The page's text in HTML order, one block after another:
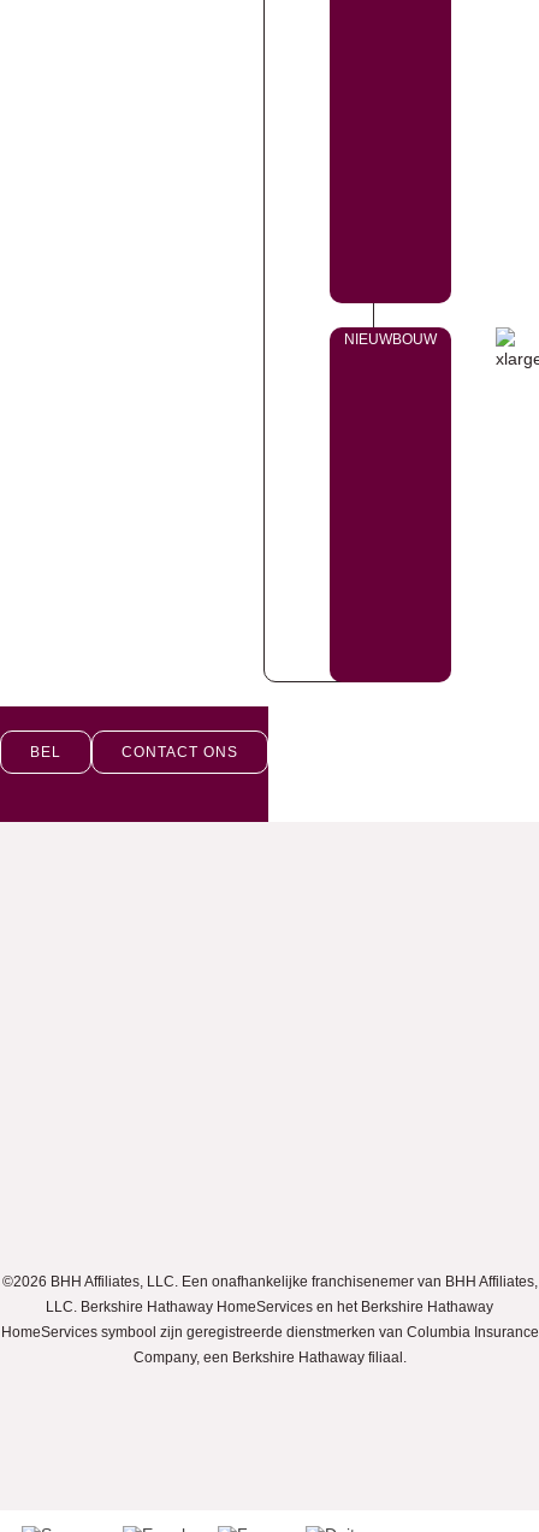
NIEUWBOUW
BEL CONTACT ONS
©2026 BHH Affiliates, LLC. Een onafhankelijke franchisenemer van BHH Affiliates,
LLC. Berkshire Hathaway HomeServices en het Berkshire Hathaway
HomeServices symbool zijn geregistreerde dienstmerken van Columbia Insurance
Company, een Berkshire Hathaway filiaal.